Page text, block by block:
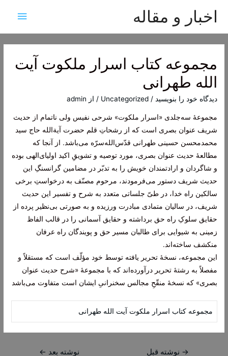
اخبار و مقاله
اصلی
مجموعه کتاب اسرار ملکوت آیت
الله طهرانی
دیدگاه‌ خود را بنویسید /
Uncategorized / از admin
مجموعۀ سه‌جلدی «اسرار ملکوت» شرحی نفیس ولی ناتمام از حدیث
شریف عنوان بصری است که از رشحاتِ قلم حضرت آیة‌الله حاج سید
محمدمحسن حسینی طهرانی قدّس‌الله‌سرّه می‌باشد. از آنجا که
مطالعۀ حدیث عنوان بصری، مورد توصیه و تشویقِ اکید اولیای‌الهی بوده
و شاگردان و ارادتمندان خویش را به تدبّر در مضامین گرانسنگِ این
حدیث شریف دستور می‌فرمودند، مرحوم مصنّف به درخواستِ برخی
سالکین راه خدا، در طیّ جلساتی متعدد به شرح و تفسیر این حدیث
شریف، در سالیان متمادی مبادرت ورزیده و به صورتی بی‌نظیر پرده از
حقایق سلوکِ راه حق برداشته و حقایق آسمانی را در قالب الفاظ
زمینی به شیوایی برای طالبان مسیر حق و پویندگان راه عرفان
منکشف ساخته‌اند.
این مجموعه، نسخۀ تحریر یافته توسط خود مؤلّف است که مستقلاً و
مفصلاً به رشتۀ تحریر درآورده‌اند که با مجموعۀ «شرح حدیث عنوان
بصری» که نسخۀ منقّحِ مجالس سخنرانیِ ایشان است متفاوت می‌باشد
مجموعه کتاب اسرار ملکوت آیت الله طهرانی
راهبری
→ نوشته قبل نوشته بعد ←